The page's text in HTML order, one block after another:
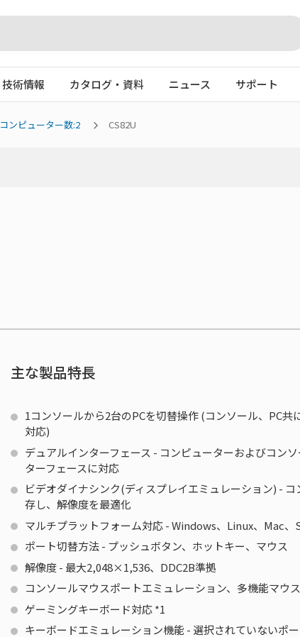
技術情報 カタログ・資料 ニュース サポート
コンピューター数:2 CS82U
主な製品特長
1コンソールから2台のPCを切替操作 (コンソール、PC
対応)
デュアルインターフェース - コンピューターおよびコン
ターフェースに対応
ビデオダイナシンク(ディスプレイエミュレーション) -
存し、解像度を最適化
マルチプラットフォーム対応 - Windows、Linux、Mac、
ポート切替方法 - プッシュボタン、ホットキー、マウス
解像度 - 最大2,048×1,536、DDC2B準拠
コンソールマウスポートエミュレーション、多機能マウ
ゲーミングキーボード対応*1
キーボードエミュレーション機能 - 選択されていないポ